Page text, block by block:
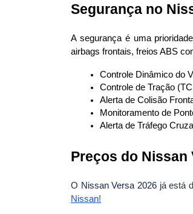
Segurança no
A segurança é uma
airbags frontais, freios ABS
Controle Dinâmico do
Controle de Tração
Alerta de Colisão
Monitoramento de
Alerta de Tráfego
Preços do Nissan
O Nissan Versa 2026já está
Nissan!